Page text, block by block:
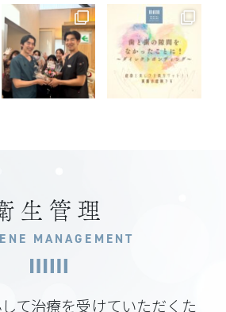
生管理
MANAGEMENT
て治療を受けていただくた